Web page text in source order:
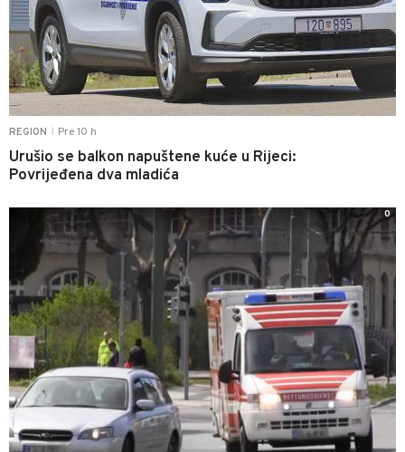
REGION Pre 10 h
Urušio se balkon napuštene kuće u Rijeci:
Povrijeđena dva mladića
0